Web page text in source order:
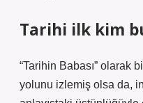
Tarihi ilk kim
“Tarihin Babası” olarak
yolunu izlemiş olsa da,